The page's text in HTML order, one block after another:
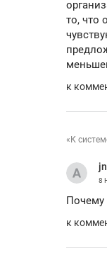
то, что
к
«К
8
Почему
к
ГРУПП» и ВТБ